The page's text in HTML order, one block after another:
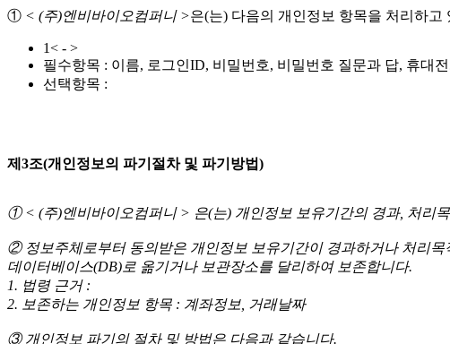
① < (주)엔비바이오컴퍼니 >은(는) 다음의 개인정보 항목을 처리하고
1< - >
필수항목 : 이름, 로그인ID, 비밀번호, 비밀번호 질문과 답, 휴대
선택항목 :
제3조(개인정보의 파기절차 및 파기방법)
① < (주)엔비바이오컴퍼니 > 은(는) 개인정보 보유기간의 경과, 처리
② 정보주체로부터 동의받은 개인정보 보유기간이 경과하거나 처리
데이터베이스(DB)로 옮기거나 보관장소를 달리하여 보존합니다.
1. 법령 근거 :
2. 보존하는 개인정보 항목 : 계좌정보, 거래날짜
③ 개인정보 파기의 절차 및 방법은 다음과 같습니다.